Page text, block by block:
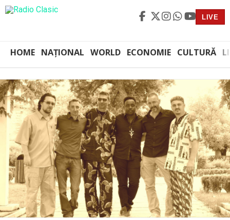
LIVE
HOME NAȚIONAL WORLD ECONOMIE CULTURĂ